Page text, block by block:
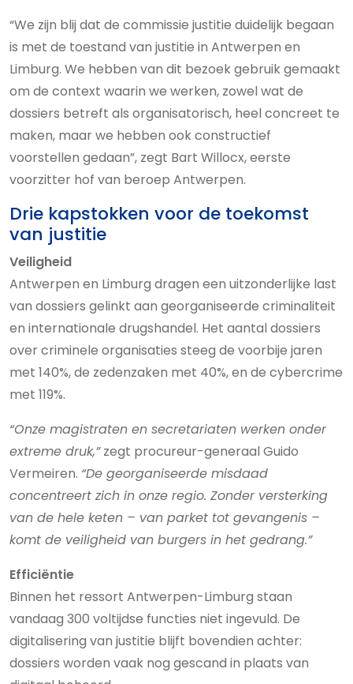
“We zijn blij dat de commissie justitie duidelijk begaan
is met de toestand van justitie in Antwerpen en
Limburg. We hebben van dit bezoek gebruik gemaakt
om de context waarin we werken, zowel wat de
dossiers betreft als organisatorisch, heel concreet te
maken, maar we hebben ook constructief
voorstellen gedaan”, zegt Bart Willocx, eerste
voorzitter hof van beroep Antwerpen.
Drie kapstokken voor de toekomst
van justitie
Veiligheid
Antwerpen en Limburg dragen een uitzonderlijke last
van dossiers gelinkt aan georganiseerde criminaliteit
en internationale drugshandel. Het aantal dossiers
over criminele organisaties steeg de voorbije jaren
met 140%, de zedenzaken met 40%, en de cybercrime
met 119%.
“Onze magistraten en secretariaten werken onder
extreme druk,”zegt procureur-generaal Guido
Vermeiren. “De georganiseerde misdaad
concentreert zich in onze regio. Zonder versterking
van de hele keten – van parket tot gevangenis –
komt de veiligheid van burgers in het gedrang.”
Efficiëntie
Binnen het ressort Antwerpen-Limburg staan
vandaag 300 voltijdse functies niet ingevuld. De
digitalisering van justitie blijft bovendien achter:
dossiers worden vaak nog gescand in plaats van